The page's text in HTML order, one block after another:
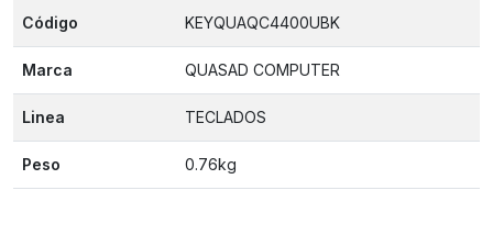
Código KEYQUAQC4400UBK
Marca QUASAD COMPUTER
Linea TECLADOS
Peso 0.76kg